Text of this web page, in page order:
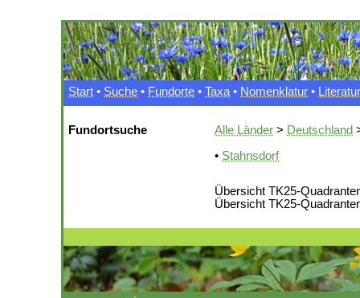
Start • Suche • Fundorte • Taxa • Nomenklatur • Literatur
Fundortsuche Alle Länder > Deutschland
• Stahnsdorf
Übersicht TK25-
Übersicht TK25-